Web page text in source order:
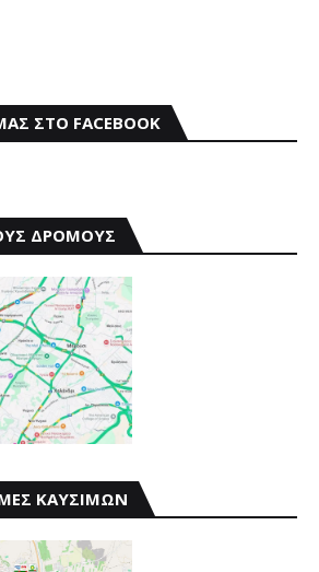
ΣΤΟ FACEBOOK
ΔΡΟΜΟΥΣ
ΚΑΥΣΙΜΩΝ